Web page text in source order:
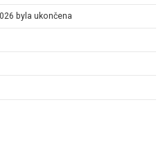
byla ukončena